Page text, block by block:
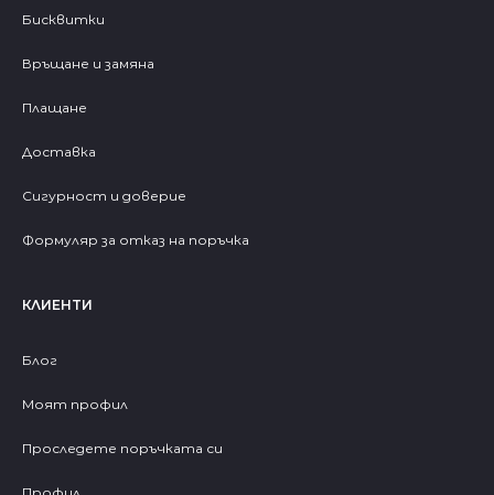
Бисквитки
Връщане и замяна
Плащане
Доставка
Сигурност и доверие
Формуляр за отказ на поръчка
КЛИЕНТИ
Блог
Моят профил
Проследете поръчката си